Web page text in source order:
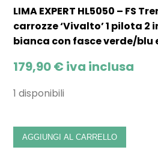
LIMA EXPERT HL5050 – FS
carrozze ‘Vivalto’ 1 pilota
bianca con fasce verde/blu
179,90€ iva inclusa
1 disponibili
AGGIUNGI AL CARRELLO